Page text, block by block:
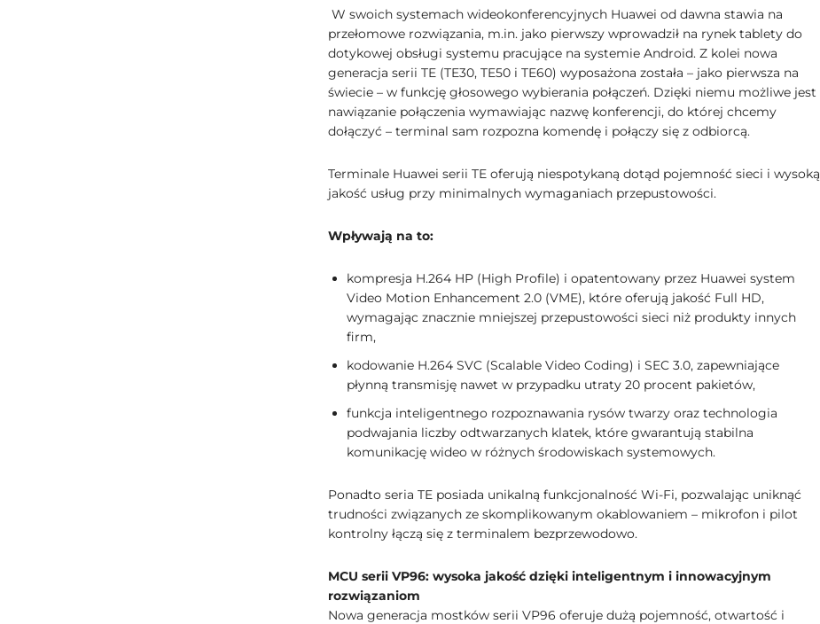
W swoich systemach wideokonferencyjnych Huawei od dawna stawia na
przełomowe rozwiązania, m.in. jako pierwszy wprowadził na rynek tablety do
dotykowej obsługi systemu pracujące na systemie Android. Z kolei nowa
generacja serii TE (TE30, TE50 i TE60) wyposażona została – jako pierwsza na
świecie – w funkcję głosowego wybierania połączeń. Dzięki niemu możliwe jest
nawiązanie połączenia wymawiając nazwę konferencji, do której chcemy
dołączyć – terminal sam rozpozna komendę i połączy się z odbiorcą.
Terminale Huawei serii TE oferują niespotykaną dotąd pojemność sieci i wysoką
jakość usług przy minimalnych wymaganiach przepustowości.
Wpływają na to:
kompresja H.264 HP (High Profile) i opatentowany przez Huawei system
Video Motion Enhancement 2.0 (VME), które oferują jakość Full HD,
wymagając znacznie mniejszej przepustowości sieci niż produkty innych
firm,
kodowanie H.264 SVC (Scalable Video Coding) i SEC 3.0, zapewniające
płynną transmisję nawet w przypadku utraty 20 procent pakietów,
funkcja inteligentnego rozpoznawania rysów twarzy oraz technologia
podwajania liczby odtwarzanych klatek, które gwarantują stabilna
komunikację wideo w różnych środowiskach systemowych.
Ponadto seria TE posiada unikalną funkcjonalność Wi-Fi, pozwalając uniknąć
trudności związanych ze skomplikowanym okablowaniem – mikrofon i pilot
kontrolny łączą się z terminalem bezprzewodowo.
MCU serii VP96: wysoka jakość dzięki inteligentnym i innowacyjnym
rozwiązaniom
Nowa generacja mostków serii VP96 oferuje dużą pojemność, otwartość i